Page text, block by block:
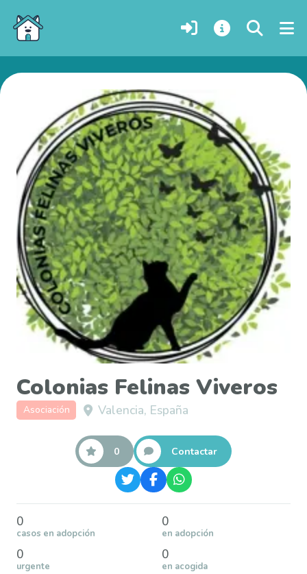
Colonias Felinas Viveros
Asociación Valencia, España
0 Contactar
0
casos en adopción
0
en adopción
0
urgente
0
en acogida